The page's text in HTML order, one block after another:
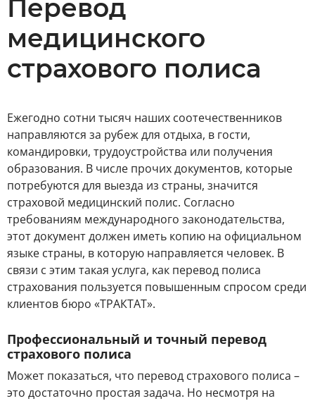
Перевод
медицинского
страхового полиса
Ежегодно сотни тысяч наших соотечественников
направляются за рубеж для отдыха, в гости,
командировки, трудоустройства или получения
образования. В числе прочих документов, которые
потребуются для выезда из страны, значится
страховой медицинский полис. Согласно
требованиям международного законодательства,
этот документ должен иметь копию на официальном
языке страны, в которую направляется человек. В
связи с этим такая услуга, как перевод полиса
страхования пользуется повышенным спросом среди
клиентов бюро «ТРАКТАТ».
Профессиональный и точный перевод
страхового полиса
Может показаться, что перевод страхового полиса –
это достаточно простая задача. Но несмотря на